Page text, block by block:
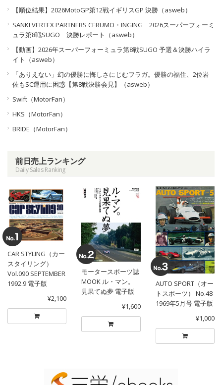
【順位結果】2026MotoGP第12戦イギリスGP 決勝（asweb）
SANKI VERTEX PARTNERS CERUMO・INGING 2026スーパーフォーミ
ュラ第8戦SUGO 決勝レポート（asweb）
【動画】2026年スーパーフォーミュラ第8戦SUGO 予選＆決勝ハイラ
イト（asweb）
「ありえない」幻の優勝に悔しさにじむフラガ。優勝の福住、2位岩
佐もSC運用に困惑【第8戦決勝会見】（asweb）
Swift（MotorFan）
HKS（MotorFan）
BRIDE（MotorFan）
前日売上ランキング
Daily Sales Ranking
CAR STYLING（カー
スタイリング）
Vol.090 SEPTEMBER
1992.9 電子版
¥2,100
モータースポーツ誌
MOOK ル・マン。
見果てぬ夢 電子版
¥1,600
AUTO SPORT（オー
トスポーツ） No.48
1969年5月号 電子版
¥1,000